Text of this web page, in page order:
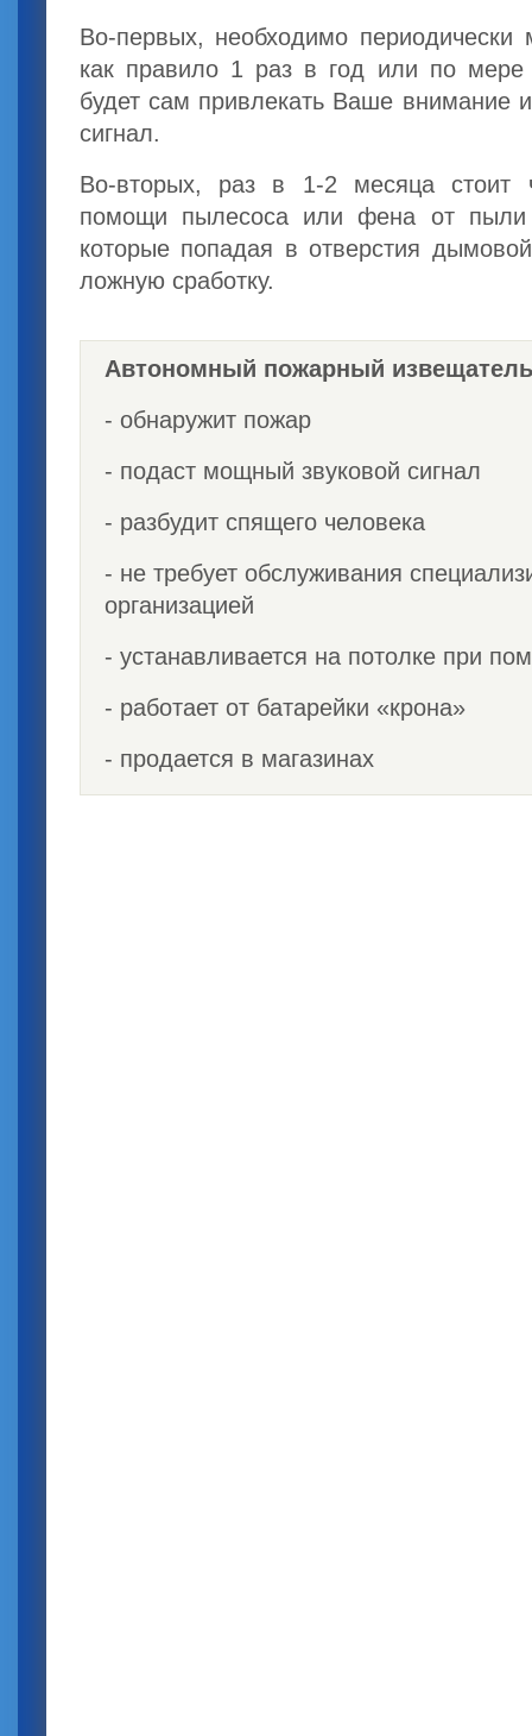
Во-первых, необходимо периодически
как правило 1 раз в год или по мере
будет сам привлекать Ваше внимание
сигнал.
Во-вторых, раз в 1-2 месяца стоит
помощи пылесоса или фена от пыли
которые попадая в отверстия
ложную сработку.
Автономный пожарный
- обнаружит пожар
- подаст мощный звуковой сигнал
- разбудит спящего человека
- не требует обслуживания
организацией
- устанавливается на потолке при
- работает от батарейки «крона»
- продается в магазинах